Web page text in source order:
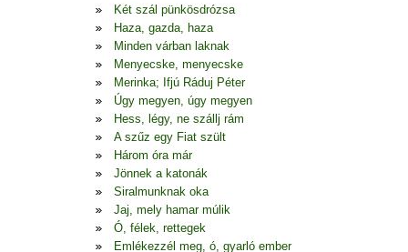
Két szál pünkösdrózsa
Haza, gazda, haza
Minden várban laknak
Menyecske, menyecske
Merinka; Ifjú Ráduj Péter
Úgy megyen, úgy megyen
Hess, légy, ne szállj rám
A szűz egy Fiat szült
Három óra már
Jönnek a katonák
Siralmunknak oka
Jaj, mely hamar múlik
Ó, félek, rettegek
Emlékezzél meg, ó, gyarló ember